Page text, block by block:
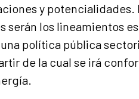
y
serán los lineamientos
política pública
de la cual se irá